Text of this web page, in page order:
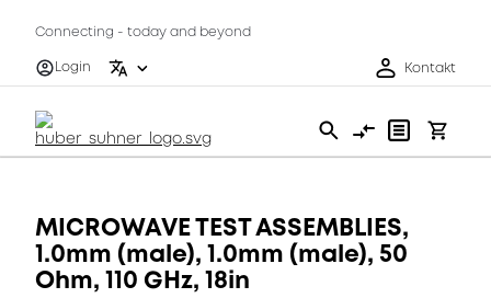
Connecting - today and beyond
Login
Kontakt
MICROWAVE TEST ASSEMBLIES,
1.0mm (male), 1.0mm (male), 50
Ohm, 110 GHz, 18in